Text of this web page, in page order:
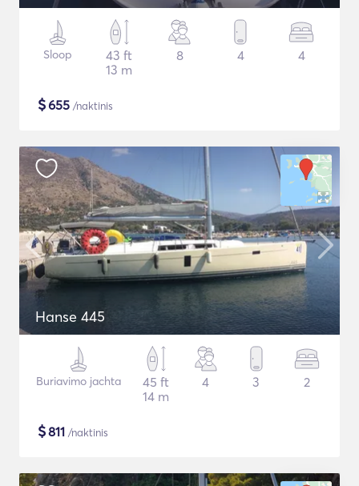
Sloop
43 ft
13 m
8 4 4
$655 /naktinis
Hanse 445
Buriavimo jachta
45 ft
14 m
4 3 2
$811 /naktinis